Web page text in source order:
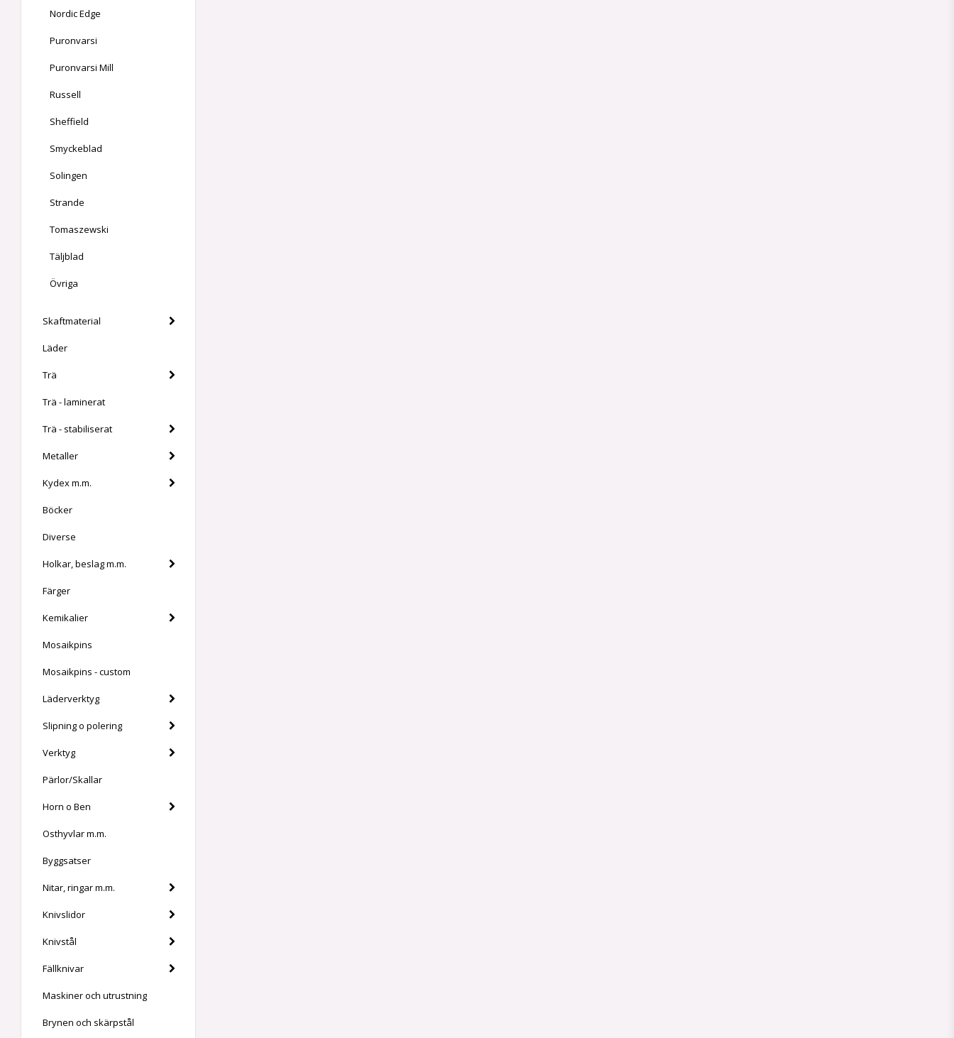
Nordic Edge
Puronvarsi
Puronvarsi Mill
Russell
Sheffield
Smyckeblad
Solingen
Strande
Tomaszewski
Täljblad
Övriga
Skaftmaterial
Läder
Trä
Trä - laminerat
Trä - stabiliserat
Metaller
Kydex m.m.
Böcker
Diverse
Holkar, beslag m.m.
Färger
Kemikalier
Mosaikpins
Mosaikpins - custom
Läderverktyg
Slipning o polering
Verktyg
Pärlor/Skallar
Horn o Ben
Osthyvlar m.m.
Byggsatser
Nitar, ringar m.m.
Knivslidor
Knivstål
Fällknivar
Maskiner och utrustning
Brynen och skärpstål